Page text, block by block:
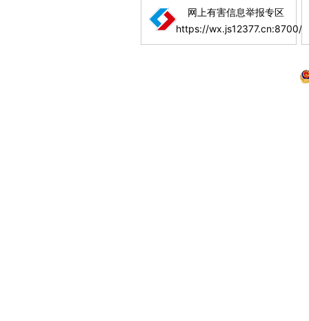
网上有害信息举报专区
https://wx.js12377.cn:8700/